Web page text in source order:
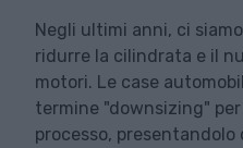
Negli ultimi anni, ci
ridurre la cilindrata e il
motori. Le case
termine "downsizing"
processo,